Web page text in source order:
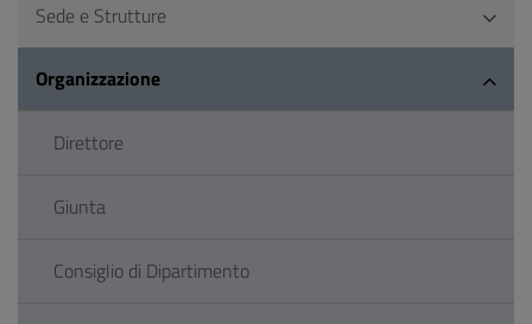
Sede e Strutture
Organizzazione
Direttore
Giunta
Consiglio di Dipartimento